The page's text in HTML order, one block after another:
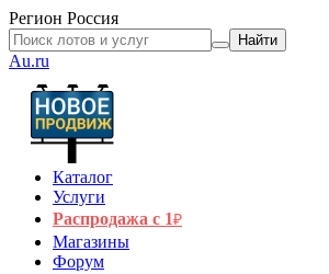
Регион Россия
Найти
Au.ru
Каталог
Услуги
Распродажа с 1₽
Магазины
Форум